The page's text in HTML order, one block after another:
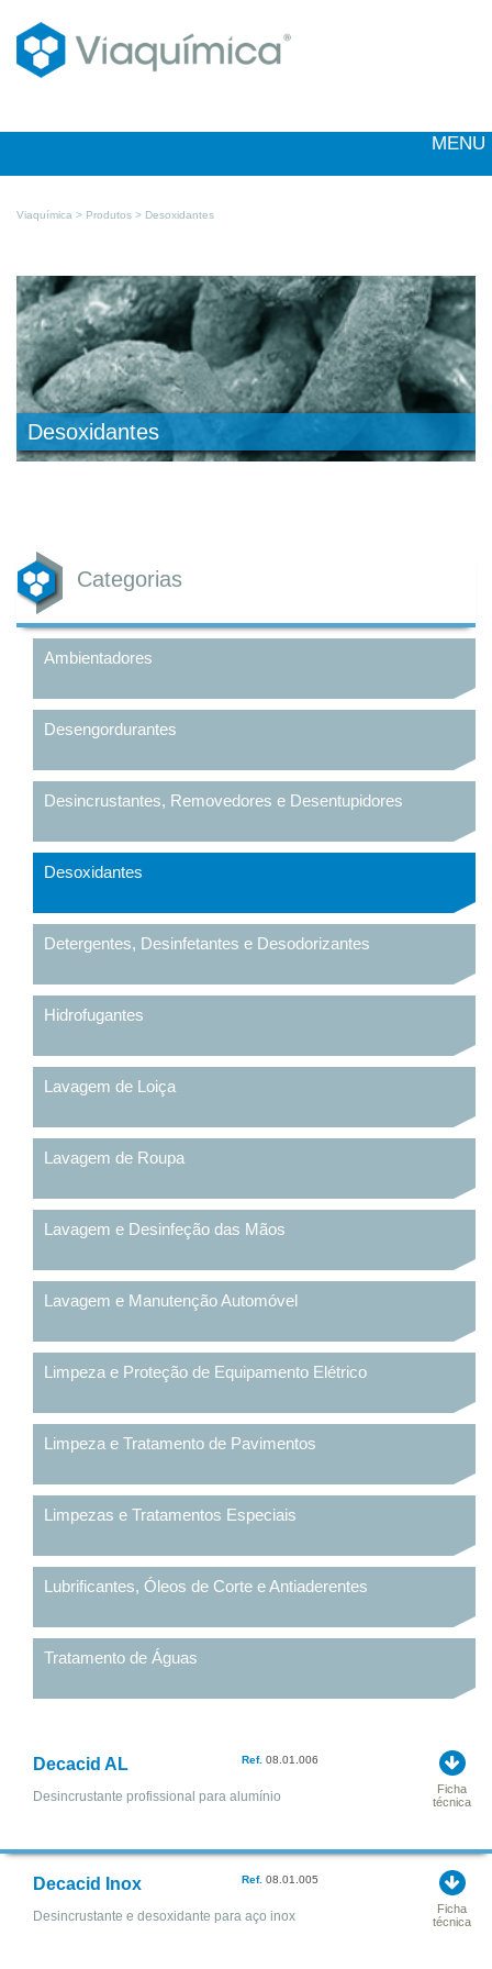
MENU
Viaquímica > Produtos > Desoxidantes
Desoxidantes
Categorias
Ambientadores
Desengordurantes
Desincrustantes, Removedores e Desentupidores
Desoxidantes
Detergentes, Desinfetantes e Desodorizantes
Hidrofugantes
Lavagem de Loiça
Lavagem de Roupa
Lavagem e Desinfeção das Mãos
Lavagem e Manutenção Automóvel
Limpeza e Proteção de Equipamento Elétrico
Limpeza e Tratamento de Pavimentos
Limpezas e Tratamentos Especiais
Lubrificantes, Óleos de Corte e Antiaderentes
Tratamento de Águas
Decacid AL
Desincrustante profissional para alumínio
Ref. 08.01.006
Ficha
técnica
Decacid Inox
Desincrustante e desoxidante para aço inox
Ref. 08.01.005
Ficha
técnica